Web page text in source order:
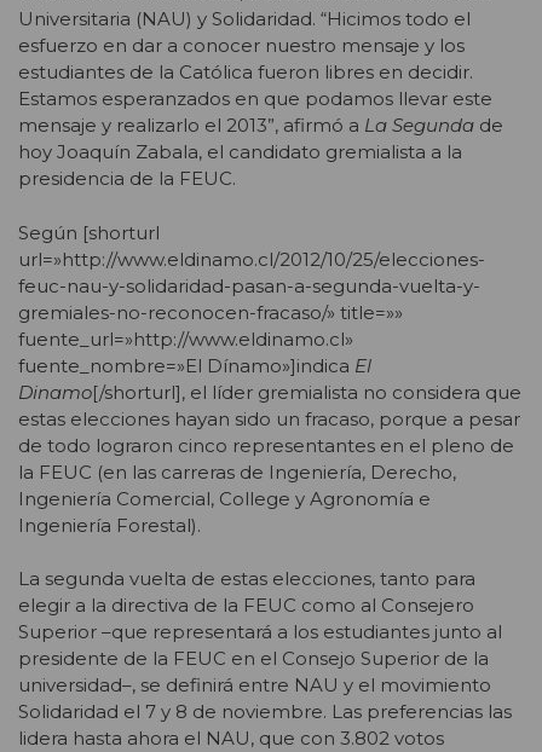
Universitaria (NAU) y Solidaridad. “Hicimos todo el
esfuerzo en dar a conocer nuestro mensaje y los
estudiantes de la Católica fueron libres en decidir.
Estamos esperanzados en que podamos llevar este
mensaje y realizarlo el 2013”, afirmó a La Segunda de
hoy Joaquín Zabala, el candidato gremialista a la
presidencia de la FEUC.
Según [shorturl
url=»http://www.eldinamo.cl/2012/10/25/elecciones-
feuc-nau-y-solidaridad-pasan-a-segunda-vuelta-y-
gremiales-no-reconocen-fracaso/» title=»»
fuente_url=»http://www.eldinamo.cl»
fuente_nombre=»El Dínamo»]indica El
Dinamo[/shorturl], el líder gremialista no considera que
estas elecciones hayan sido un fracaso, porque a pesar
de todo lograron cinco representantes en el pleno de
la FEUC (en las carreras de Ingeniería, Derecho,
Ingeniería Comercial, College y Agronomía e
Ingeniería Forestal).
La segunda vuelta de estas elecciones, tanto para
elegir a la directiva de la FEUC como al Consejero
Superior –que representará a los estudiantes junto al
presidente de la FEUC en el Consejo Superior de la
universidad–, se definirá entre NAU y el movimiento
Solidaridad el 7 y 8 de noviembre. Las preferencias las
lidera hasta ahora el NAU, que con 3.802 votos